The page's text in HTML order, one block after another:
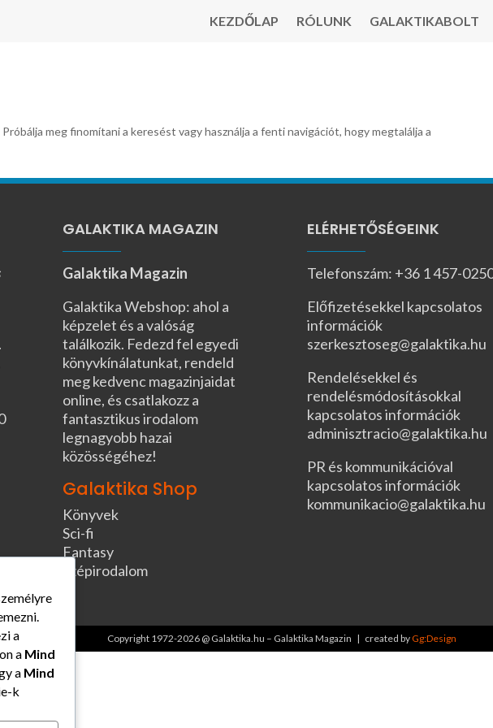
KEZDŐLAP RÓLUNK GALAKTIKABOLT
meg finomítani a keresést vagy használja a fenti navigációt, hogy megtalálja a
GALAKTIKA MAGAZIN
Galaktika Magazin
Galaktika Webshop: ahol a
képzelet és a valóság
találkozik. Fedezd fel egyedi
könyvkínálatunkat, rendeld
meg kedvenc magazinjaidat
online, és csatlakozz a
fantasztikus irodalom
legnagyobb hazai
közösségéhez!
Galaktika Shop
Könyvek
Sci-fi
Fantasy
Szépirodalom
ELÉRHETŐSÉGEINK
Telefonszám: +36 1 457-
Előfizetésekkel kapcsolatos
információk
szerkesztoseg@galaktika.hu
Rendelésekkel és
rendelésmódosításokkal
kapcsolatos információk
adminisztracio@galaktika.hu
PR és kommunikációval
kapcsolatos információk
kommunikacio@galaktika.hu
Copyright 1972-2026 @ Galaktika.hu – Galaktika Magazin | created byGg:Design
a
a Mind
a Mind
k